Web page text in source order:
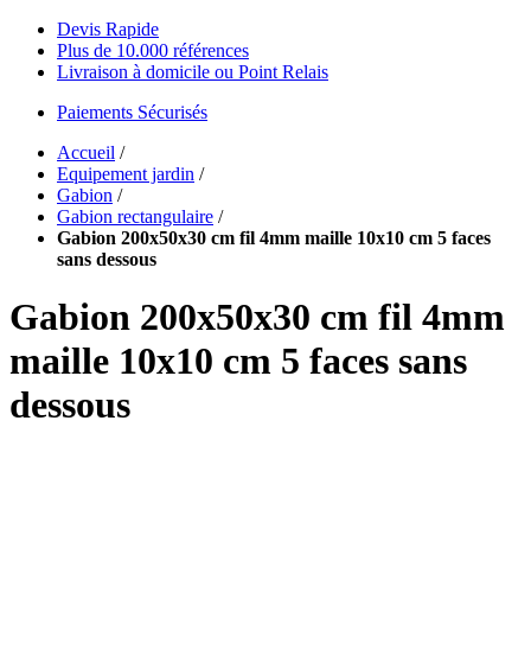
Devis Rapide
Plus de 10.000 références
Livraison à domicile ou Point Relais
Paiements Sécurisés
Accueil /
Equipement jardin /
Gabion /
Gabion rectangulaire /
Gabion 200x50x30 cm fil 4mm maille 10x10 cm 5 faces
sans dessous
Gabion 200x50x30 cm fil 4mm
maille 10x10 cm 5 faces sans
dessous